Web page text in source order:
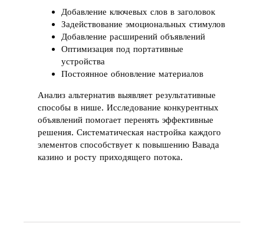
Добавление ключевых слов в заголовок
Задействование эмоциональных стимулов
Добавление расширений объявлений
Оптимизация под портативные
устройства
Постоянное обновление материалов
Анализ альтернатив выявляет результативные
способы в нише. Исследование конкурентных
объявлений помогает перенять эффективные
решения. Систематическая настройка каждого
элементов способствует к повышению Вавада
казино и росту приходящего потока.